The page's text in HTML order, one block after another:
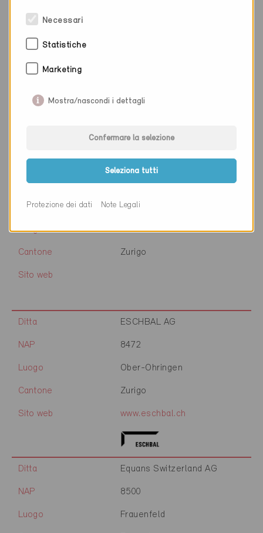
www.sanitastroesch.ch
Ditta VC Engineering AG
NAP 8413
Luogo Neftenbach
Cantone Zurigo
Sito web
Ditta ESCHBAL AG
NAP 8472
Luogo Ober-Ohringen
Cantone Zurigo
Sito web www.eschbal.ch
Ditta Equans Switzerland AG
NAP 8500
Luogo Frauenfeld
Necessari
Statistiche
Marketing
Mostra/nascondi i dettagli
Confermare la selezione
Seleziona tutti
Protezione dei dati Note Legali